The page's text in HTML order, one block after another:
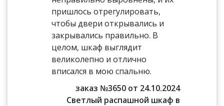
пришлось отрегулировать,
чтобы двери открывались и
закрывались правильно. В
целом, шкаф выглядит
великолепно и отлично
вписался в мою спальню.
заказ №3650 от 24.10.2024
Светлый распашной шкаф в